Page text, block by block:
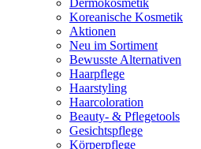
Dermokosmetik
Koreanische Kosmetik
Aktionen
Neu im Sortiment
Bewusste Alternativen
Haarpflege
Haarstyling
Haarcoloration
Beauty- & Pflegetools
Gesichtspflege
Körperpflege